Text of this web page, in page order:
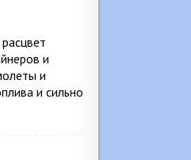
и
и
и сильно